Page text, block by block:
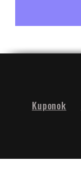
Kuponok